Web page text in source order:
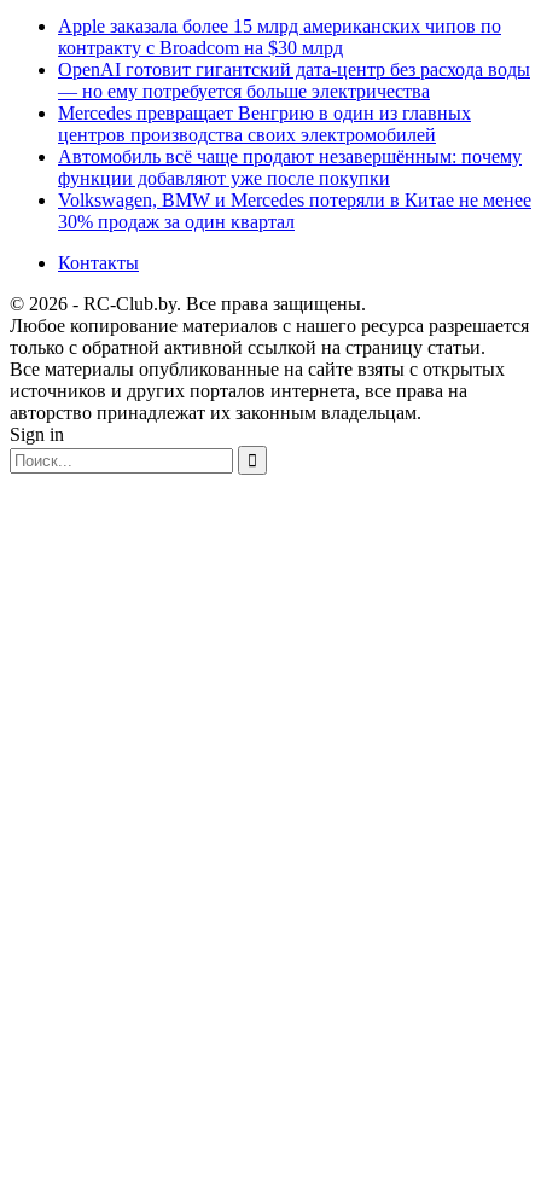
Apple заказала более 15 млрд американских чипов по
контракту с Broadcom на $30 млрд
OpenAI готовит гигантский дата-центр без расхода воды
— но ему потребуется больше электричества
Mercedes превращает Венгрию в один из главных
центров производства своих электромобилей
Автомобиль всё чаще продают незавершённым: почему
функции добавляют уже после покупки
Volkswagen, BMW и Mercedes потеряли в Китае не менее
30% продаж за один квартал
Контакты
© 2026 - RC-Club.by. Все права защищены.
Любое копирование материалов с нашего ресурса разрешается
только с обратной активной ссылкой на страницу статьи.
Все материалы опубликованные на сайте взяты с открытых
источников и других порталов интернета, все права на
авторство принадлежат их законным владельцам.
Sign in